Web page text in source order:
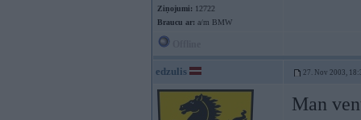
Ziņojumi: 12722
Braucu ar: a/m BMW
edzulis 27. Nov 2003,
Man